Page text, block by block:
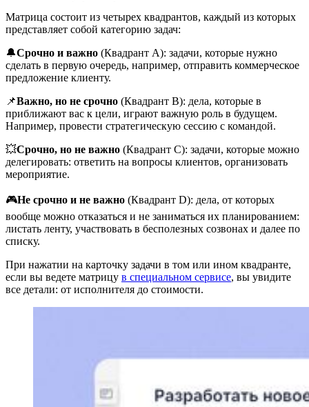
Матрица состоит из четырех квадрантов, каждый из которых
представляет собой категорию задач:
🔔Срочно и важно (Квадрант A): задачи, которые нужно
сделать в первую очередь, например, отправить коммерческое
предложение клиенту.
📌Важно, но не срочно (Квадрант B): дела, которые в
приближают вас к цели, играют важную роль в будущем.
Например, провести стратегическую сессию с командой.
💥Срочно, но не важно (Квадрант C): задачи, которые можно
делегировать: ответить на вопросы клиентов, организовать
мероприятие.
🎮Не срочно и не важно (Квадрант D): дела, от которых
вообще можно отказаться и не заниматься их планированием:
листать ленту, участвовать в бесполезных созвонах и далее по
списку.
При нажатии на карточку задачи в том или ином квадранте,
если вы ведете матрицу в специальном сервисе, вы увидите
все детали: от исполнителя до стоимости.